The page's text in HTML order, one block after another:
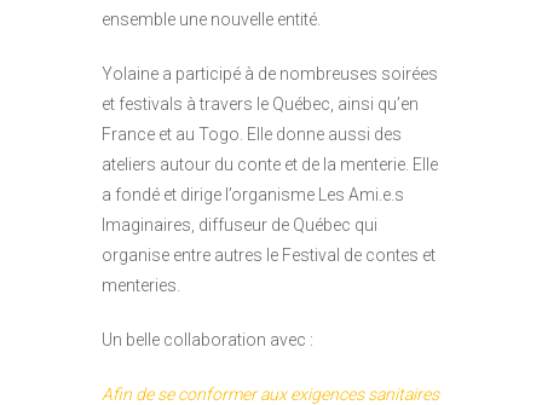
ensemble une nouvelle entité.
Yolaine a participé à de nombreuses soirées
et festivals à travers le Québec, ainsi qu’en
France et au Togo. Elle donne aussi des
ateliers autour du conte et de la menterie. Elle
a fondé et dirige l’organisme Les Ami.e.s
Imaginaires, diffuseur de Québec qui
organise entre autres le Festival de contes et
menteries.
Un belle collaboration avec :
Afin de se conformer aux exigences sanitaires